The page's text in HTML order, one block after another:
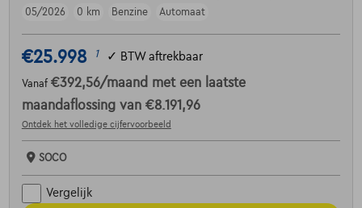
05/2026
0 km Benzine Automaat
€25.998 1 ✓ BTW aftrekbaar
Vanaf €392,56/maand met een laatste
maandaflossing van €8.191,96
Ontdek het volledige cijfervoorbeeld
SOCO
Vergelijk